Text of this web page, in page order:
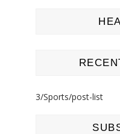
3/Sports/post-list